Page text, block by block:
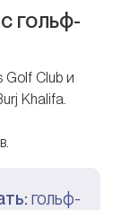
гольф-
Golf Club и
Khalifa.
гольф-